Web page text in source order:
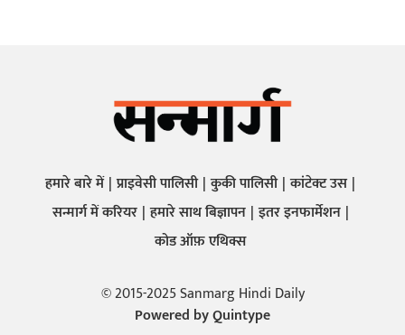
हमारे बारे में प्राइवेसी पालिसी कुकी पालिसी कांटेक्ट उस
सन्मार्ग में करियर हमारे साथ बिज्ञापन इतर इनफार्मेशन
कोड ऑफ़ एथिक्स
© 2015-2025 Sanmarg Hindi Daily
Powered byQuintype